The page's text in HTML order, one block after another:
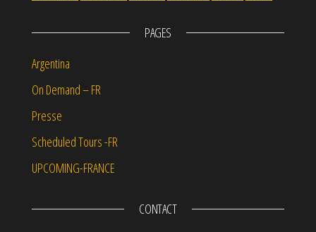
PAGES
Argentina
On Demand – FR
Presse
Scheduled Tours -FR
UPCOMING-FRANCE
CONTACT